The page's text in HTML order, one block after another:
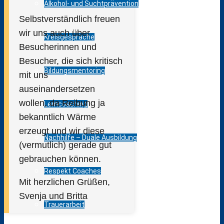
Alkohol- und Suchtprävention
Kreisgespräche
Bildungsmentoring
Lerncoaching
Nachhilfe – Duale Ausbildung
Respekt Coaches
Trauerarbeit
Selbstverständlich freuen
wir uns auch über
Besucherinnen und
Besucher, die sich kritisch
mit uns
auseinandersetzen
wollen, da Reibung ja
bekanntlich Wärme
erzeugt und wir diese
(vermutlich) gerade gut
gebrauchen können.
Mit herzlichen Grüßen,
Svenja und Britta